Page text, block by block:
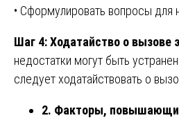
• Сформулировать вопросы для
Шаг 4: Ходатайство о вызове
недостатки могут быть
следует ходатайствовать о
2. Факторы,